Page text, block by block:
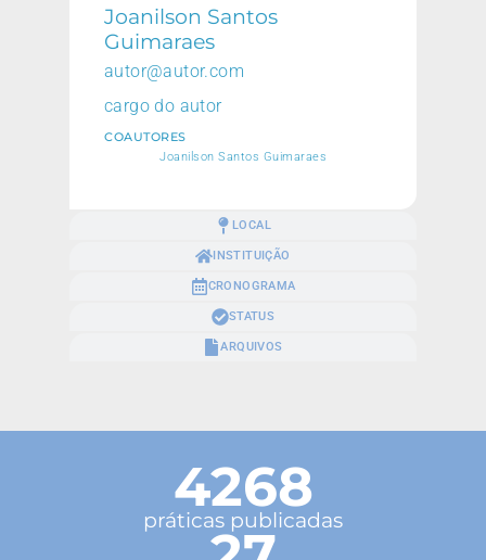
LOCAL
INSTITUIÇÃO
CRONOGRAMA
STATUS
ARQUIVOS
Joanilson Santos
Guimaraes
autor@autor.com
cargo do autor
COAUTORES
Joanilson Santos Guimaraes
4268
práticas publicadas